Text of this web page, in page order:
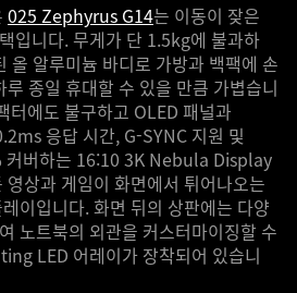
025 Zephyrus G14는 이동이 잦은
입니다. 무게가 단 1.5kg에 불과하
올 알루미늄 바디로 가방과 백팩에 손
종일 휴대할 수 있을 만큼 가볍습니
터에도 불구하고 OLED 패널과
응답 시간, G-SYNC 지원 및
커버하는 16:10 3K Nebula Display
상과 게임이 화면에서 튀어나오는
이입니다. 화면 뒤의 상판에는 다양
노트북의 외관을 커스터마이징할 수
LED 어레이가 장착되어 있습니